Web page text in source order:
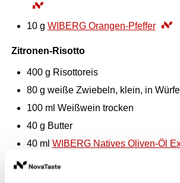
10 g WIBERG Orangen-Pfeffer
Zitronen-Risotto
400 g Risottoreis
80 g weiße Zwiebeln, klein, in
100 ml Weißwein trocken
40 g Butter
40 ml WIBERG Natives Oliven-Öl